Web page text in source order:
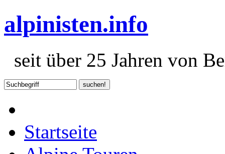
alpinisten.info
seit über 25 Jahren von
Startseite